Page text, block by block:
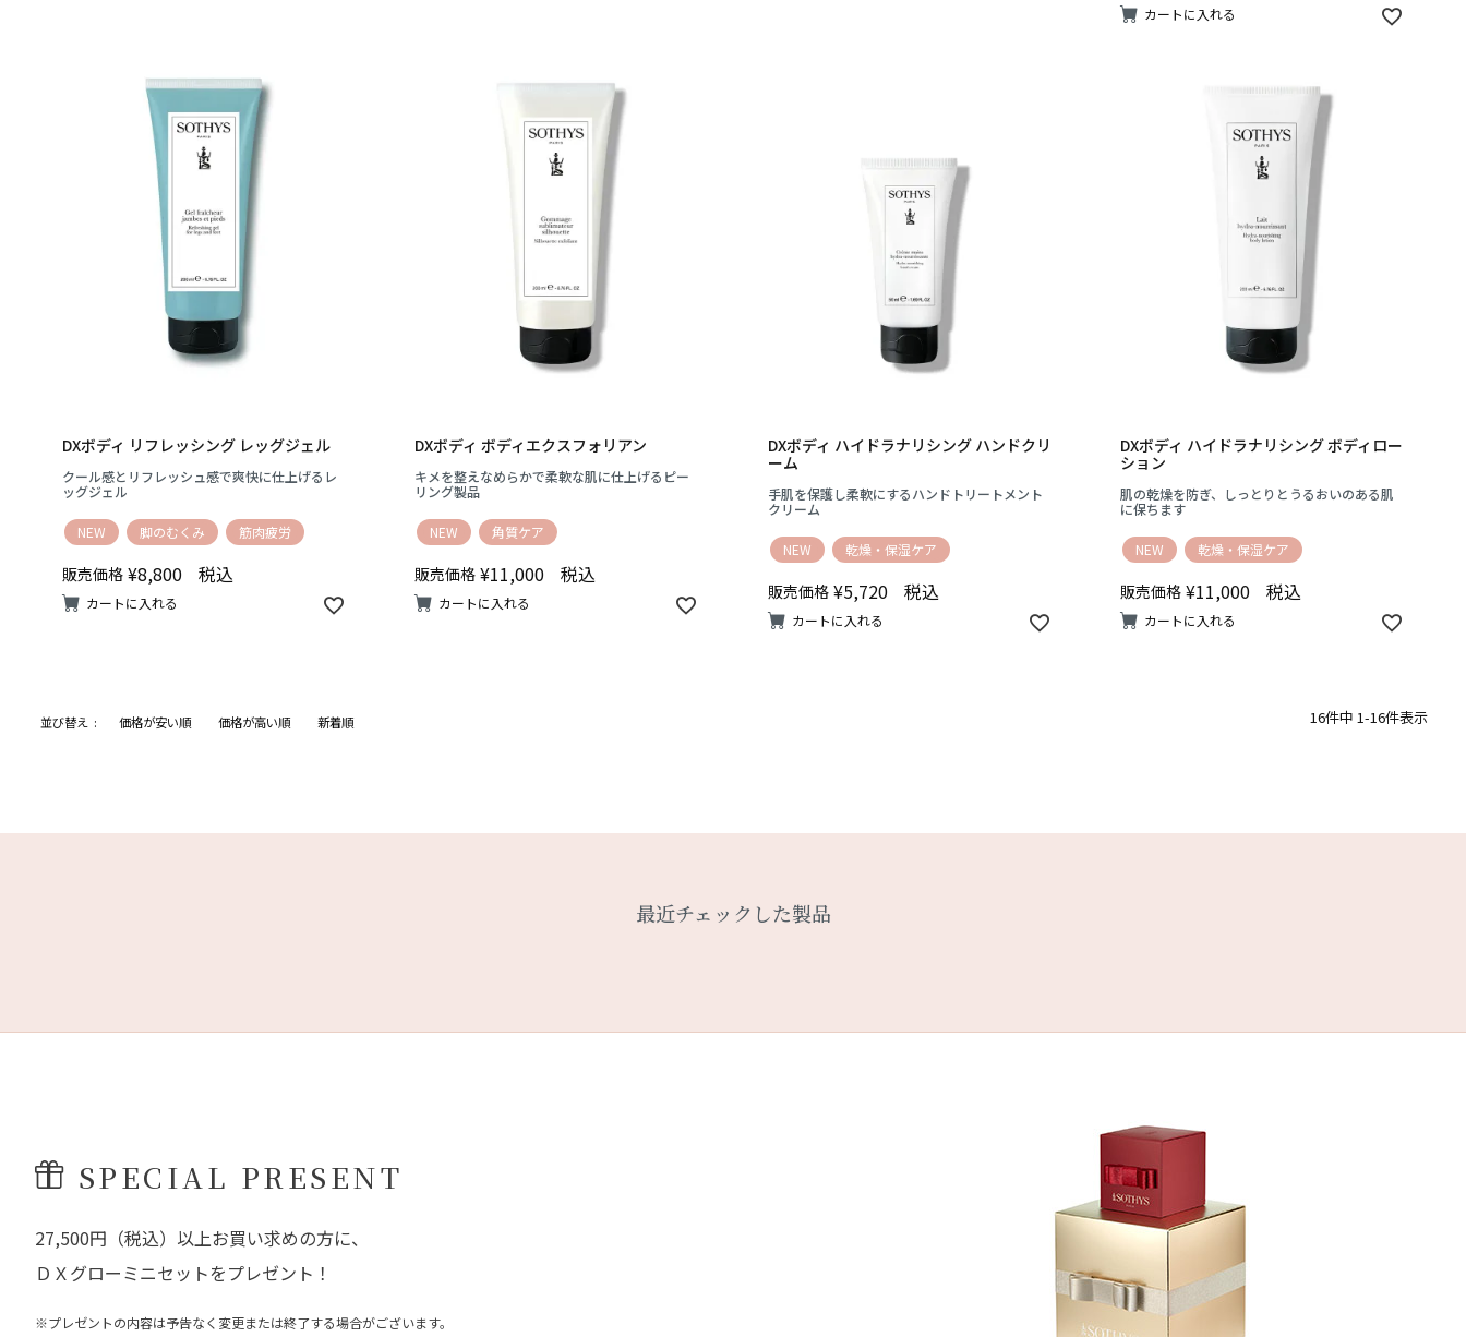
カートに入れる
クール感とリフレッシュ感で爽快に仕上げるレ
ッグジェル
DXボディ リフレッシング レッグジェル
NEW 脚のむくみ 筋肉疲労
販売価格 ¥8,800 税込
カートに入れる
キメを整えなめらかで柔軟な肌に仕上げるピー
リング製品
DXボディ ボディエクスフォリアン
NEW 角質ケア
販売価格 ¥11,000 税込
カートに入れる
手肌を保護し柔軟にするハンドトリートメント
クリーム
DXボディ ハイドラナリシング ハンドクリ
ーム
NEW 乾燥・保湿ケア
販売価格 ¥5,720 税込
カートに入れる
肌の乾燥を防ぎ、しっとりとうるおいのある肌
に保ちます
DXボディ ハイドラナリシング ボディロー
ション
NEW 乾燥・保湿ケア
販売価格 ¥11,000 税込
カートに入れる
並び替え 価格が安い順 価格が高い順 新着順 16件中 1-16件表示
最近チェックした製品
SPECIAL PRESENT
27,500円（税込）以上お買い求めの方に、
ＤＸグローミニセットをプレゼント！
※プレゼントの内容は予告なく変更または終了する場合がございます。